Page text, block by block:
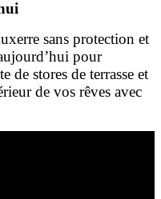
sans protection et
pour
de stores de terrasse et
de vos rêves avec